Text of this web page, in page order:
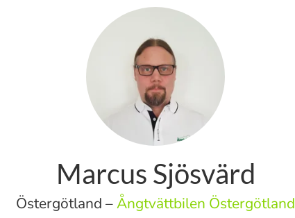
Marcus Sjösvärd
Östergötland –Ångtvättbilen Östergötland